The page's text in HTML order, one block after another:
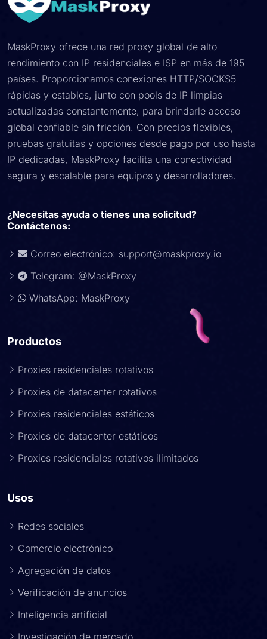
MaskProxy ofrece una red proxy global de alto
rendimiento con IP residenciales e ISP en más de 195
países. Proporcionamos conexiones HTTP/SOCKS5
rápidas y estables, junto con pools de IP limpias
actualizadas constantemente, para brindarle acceso
global confiable sin fricción. Con precios flexibles,
pruebas gratuitas y opciones desde pago por uso hasta
IP dedicadas, MaskProxy facilita una conectividad
segura y escalable para equipos y desarrolladores.
¿Necesitas ayuda o tienes una solicitud?
Contáctenos:
Correo electrónico: support@maskproxy.io
Telegram: @MaskProxy
WhatsApp: MaskProxy
Productos
Proxies residenciales rotativos
Proxies de datacenter rotativos
Proxies residenciales estáticos
Proxies de datacenter estáticos
Proxies residenciales rotativos ilimitados
Usos
Redes sociales
Comercio electrónico
Agregación de datos
Verificación de anuncios
Inteligencia artificial
Investigación de mercado